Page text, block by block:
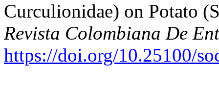
Curculionidae) on Potato
Revista Colombiana De
https://doi.org/10.25100/